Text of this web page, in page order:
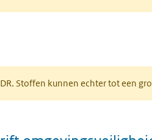
Stoffen kunnen echter tot een